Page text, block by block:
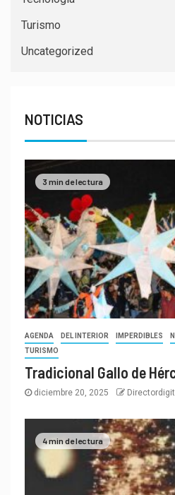
Turismo
Uncategorized
NOTICIAS
3 min de lectura
AGENDA DEL INTERIOR IMPERDIBLES
TURISMO
Tradicional Gallo de
diciembre 20, 2025
4 min de lectura